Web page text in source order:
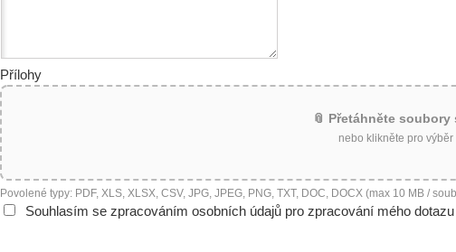
Přílohy
📎 Přetáhněte soubory
nebo klikněte pro výběr
Povolené typy: PDF, XLS, XLSX, CSV, JPG, JPEG, PNG, TXT, DOC, DOCX (max 10 MB /
Souhlasím se zpracováním osobních údajů pro zpracování mého dotazu